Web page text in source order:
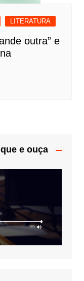
LITERATURA
outra” e
e ouça